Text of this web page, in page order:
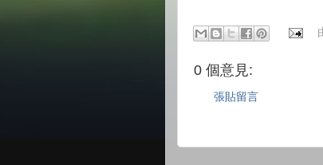
0 個意見:
張貼留言